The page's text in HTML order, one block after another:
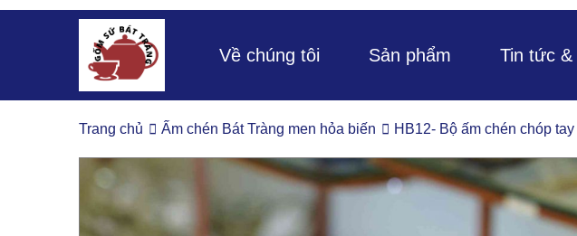
Về chúng tôi Sản phẩm Tin tức &
Trang chủ Ấm chén Bát Tràng men hỏa biến HB12- Bộ ấm chén chóp